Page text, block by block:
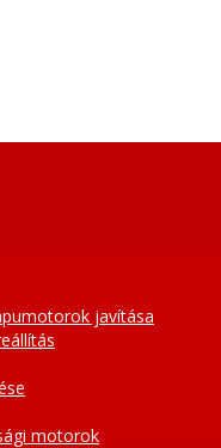
javítása
motorok